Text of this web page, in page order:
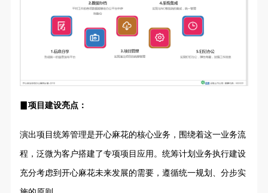
▊项目建设亮点：
演出项目统筹管理是开心麻花的核心业务，围绕着这一业务流
程，泛微为客户搭建了专项项目应用。统筹计划业务执行建设
充分考虑到开心麻花未来发展的需要，遵循统一规划、分步实